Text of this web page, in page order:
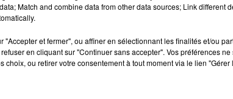
une disparition inquiétante à proximité. Des
la victime. Des analyses toxicologiques devraient
Match and combine data from other data sources; Link different
"Accepter et fermer", ou affiner en sélectionnant les finalités et/ou
en cliquant sur "Continuer sans accepter". Vos préférences
choix, ou retirer votre consentement à tout moment via le lien